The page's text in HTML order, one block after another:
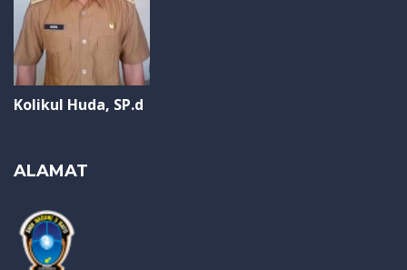
Kolikul Huda, SP.d
ALAMAT